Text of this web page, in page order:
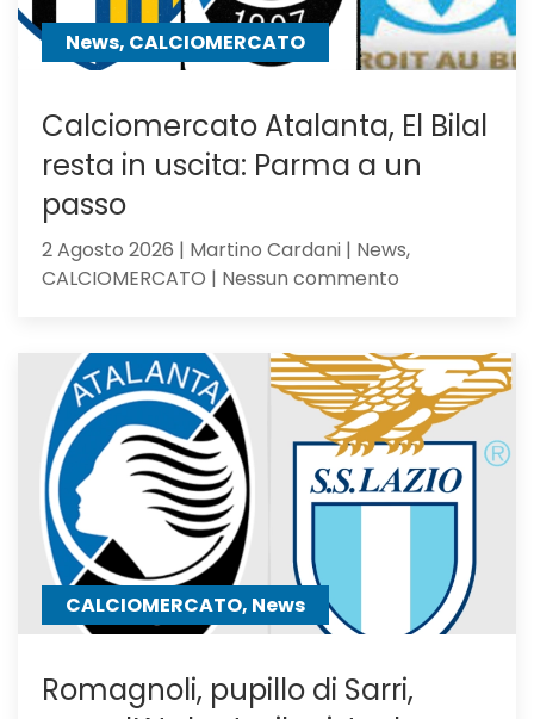
News, CALCIOMERCATO
Calciomercato Atalanta, El Bilal
resta in uscita: Parma a un
passo
2 Agosto 2026 | Martino Cardani | News,
CALCIOMERCATO | Nessun commento
El
Bilal
resta
in
uscita:
Parma
passo
CALCIOMERCATO, News
Romagnoli, pupillo di Sarri,